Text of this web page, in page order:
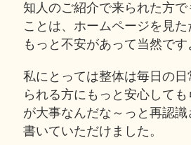
知人のご紹介で来られた方
ことは、ホームページを見
もっと不安があって当然です
私にとっては整体は毎日の
られる方にもっと安心して
が大事なんだな～っと再認
書いていただけました。